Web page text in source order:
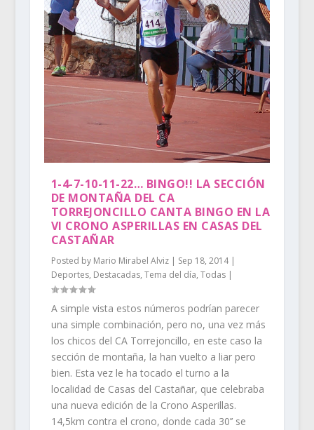
1-4-7-10-11-22… BINGO!! LA SECCIÓN
DE MONTAÑA DEL CA
TORREJONCILLO CANTA BINGO EN LA
VI CRONO ASPERILLAS EN CASAS DEL
CASTAÑAR
Posted by Mario Mirabel Alviz| Sep 18, 2014|
Deportes, Destacadas, Tema del día, Todas|
A simple vista estos números podrían parecer
una simple combinación, pero no, una vez más
los chicos del CA Torrejoncillo, en este caso la
sección de montaña, la han vuelto a liar pero
bien. Esta vez le ha tocado el turno a la
localidad de Casas del Castañar, que celebraba
una nueva edición de la Crono Asperillas.
14,5km contra el crono, donde cada 30’’ se